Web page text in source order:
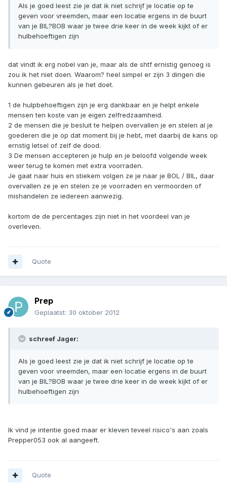
Als je goed leest zie je dat ik niet schrijf je locatie op te
geven voor vreemden, maar een locatie ergens in de buurt
van je BIL?BOB waar je twee drie keer in de week kijkt of er
hulbehoeftigen zijn
dat vindt ik erg nobel van je, maar als de shtf ernistig genoeg is
zou ik het niet doen. Waarom? heel simpel er zijn 3 dingen die
kunnen gebeuren als je het doet.
1 de hulpbehoeftigen zijn je erg dankbaar en je helpt enkele
mensen ten koste van je eigen zelfredzaamheid.
2 de mensen die je besluit te helpen overvallen je en stelen al je
goederen die je op dat moment bij je hebt, met daarbij de kans op
ernstig letsel of zelf de dood.
3 De mensen accepteren je hulp en je beloofd volgende week
weer terug te komen met extra voorraden.
Je gaat naar huis en stiekem volgen ze je naar je BOL / BIL, daar
overvallen ze je en stelen ze je voorraden en vermoorden of
mishandelen ze iedereen aanwezig.
kortom de de percentages zijn niet in het voordeel van je
overleven.
Quote
Prep
Geplaatst: 30 oktober 2012
schreef Jager:
Als je goed leest zie je dat ik niet schrijf je locatie op te
geven voor vreemden, maar een locatie ergens in de buurt
van je BIL?BOB waar je twee drie keer in de week kijkt of er
hulbehoeftigen zijn
Ik vind je intentie goed maar er kleven teveel risico's aan zoals
Prepper053 ook al aangeeft.
Quote